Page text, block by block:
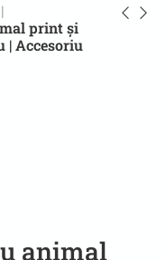
print și
| Accesoriu
animal